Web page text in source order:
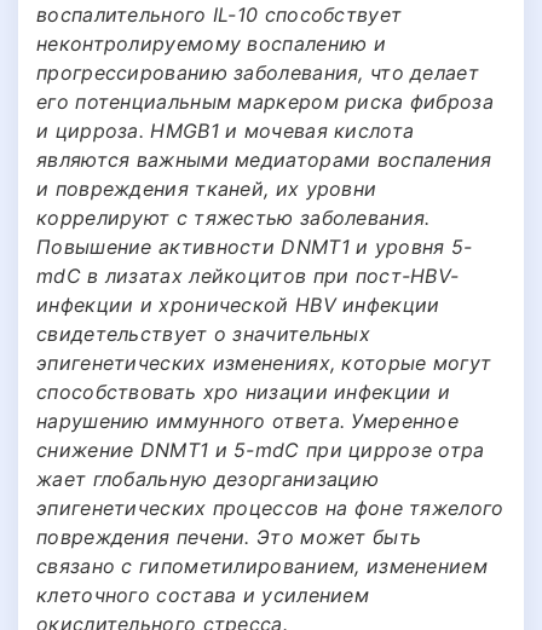
воспалительного IL-10 способствует
неконтролируемому воспалению и
прогрессированию заболевания, что делает
его потенциальным маркером риска фиброза
и цирроза. HMGB1 и мочевая кислота
являются важными медиаторами воспаления
и повреждения тканей, их уровни
коррелируют с тяжестью заболевания.
Повышение активности DNMT1 и уровня 5-
mdC в лизатах лейкоцитов при пост-HBV-
инфекции и хронической HBV инфекции
свидетельствует о значительных
эпигенетических изменениях, которые могут
способствовать хро низации инфекции и
нарушению иммунного ответа. Умеренное
снижение DNMT1 и 5-mdC при циррозе отра
жает глобальную дезорганизацию
эпигенетических процессов на фоне тяжелого
повреждения печени. Это может быть
связано с гипометилированием, изменением
клеточного состава и усилением
окислительного стресса.